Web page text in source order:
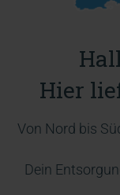
Hier
Von Nord bis
Dein